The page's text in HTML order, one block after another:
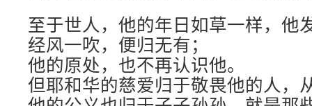
至于世人，他的年日如草一样，他
经风一吹，便归无有；
他的原处，也不再认识他。
但耶和华的慈爱归于敬畏他的人，